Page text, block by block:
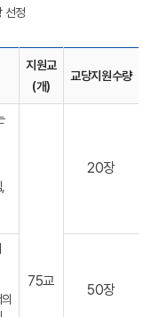
선정
지원교
(개)
교당지원수량
75교
20장
50장